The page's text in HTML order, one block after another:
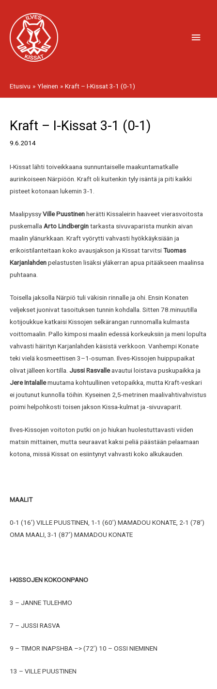
sisältöön
Etusivu Yleinen Kraft – I-Kissat 3-1 (0-1)
Kraft – I-Kissat 3-1 (0-1)
9.6.2014
I-Kissat lähti toiveikkaana sunnuntaiselle maakuntamatkalle
aurinkoiseen Närpiöön. Kraft oli kuitenkin tyly isäntä ja piti kaikki
pisteet kotonaan lukemin 3-1.
MaalipyssyVille Puustinenherätti Kissaleirin haaveet vierasvoitosta
puskemallaArto Lindbergintarkasta sivuvaparista munkin aivan
maalin ylänurkkaan. Kraft vyörytti vahvasti hyökkäyksiään ja
erikoistilanteitaan koko avausjakson ja Kissat tarvitsiTuomas
Karjanlahdenpelastusten lisäksi yläkerran apua pitääkseen maalinsa
puhtaana.
Toisella jaksolla Närpiö tuli väkisin rinnalle ja ohi. Ensin Konaten
veljekset juonivat tasoituksen tunnin kohdalla. Sitten 78.minuutilla
kotijoukkue katkaisi Kissojen selkärangan runnomalla kulmasta
voittomaalin. Pallo kimposi maalin edessä korkeuksiin ja meni lopulta
vahvasti häirityn Karjanlahden käsistä verkkoon. Vanhempi Konate
teki vielä kosmeettisen 3–1-osuman. Ilves-Kissojen huippupaikat
olivat jälleen kortilla. Jussi Rasvalleavautui loistava puskupaikka ja
Jere Intalallemuutama kohtuullinen vetopaikka, mutta Kraft-veskari
ei joutunut kunnolla töihin. Kyseinen 2,5-metrinen maalivahtivahvistus
poimi helpohkosti toisen jakson Kissa-kulmat ja -sivuvaparit.
Ilves-Kissojen voitoton putki on jo hiukan huolestuttavasti viiden
matsin mittainen, mutta seuraavat kaksi peliä päästään pelaamaan
kotona, missä Kissat on esiintynyt vahvasti koko alkukauden.
MAALIT
0-1 (16’) VILLE PUUSTINEN, 1-1 (60’) MAMADOU KONATE, 2-1 (78’)
OMA MAALI, 3-1 (87’) MAMADOU KONATE
I-KISSOJEN KOKOONPANO
3 – JANNE TULEHMO
7 – JUSSI RASVA
9 – TIMOR INAPSHBA –> (72’) 10 – OSSI NIEMINEN
13 – VILLE PUUSTINEN
selaus